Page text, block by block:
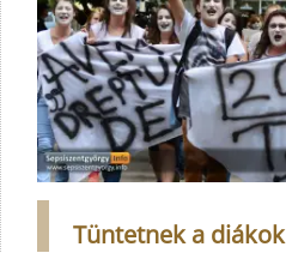
Tüntetnek a diákok